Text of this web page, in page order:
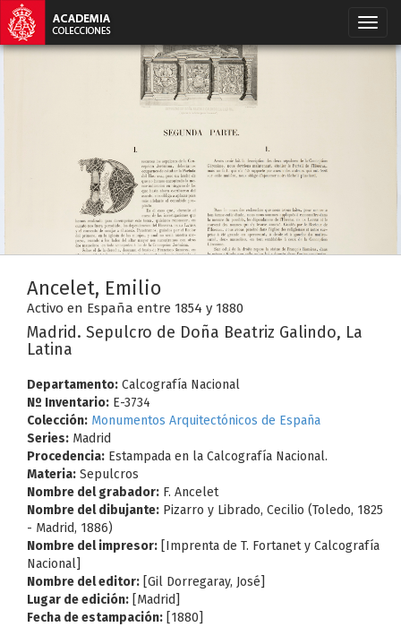
Ancelet, Emilio
Activo en España entre 1854 y 1880
Madrid. Sepulcro de Doña Beatriz Galindo, La
Latina
Departamento: Calcografía Nacional
Nº Inventario: E-3734
Colección: Monumentos Arquitectónicos de España
Series: Madrid
Procedencia: Estampada en la Calcografía Nacional.
Materia: Sepulcros
Nombre del grabador: F. Ancelet
Nombre del dibujante: Pizarro y Librado, Cecilio (Toledo, 1825
- Madrid, 1886)
Nombre del impresor: [Imprenta de T. Fortanet y Calcografía
Nacional]
Nombre del editor: [Gil Dorregaray, José]
Lugar de edición: [Madrid]
Fecha de estampación: [1880]